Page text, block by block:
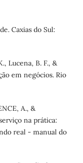
Caxias do Sul:
Lucena, B. F., &
em negócios. Rio
A., &
na prática:
real - manual do